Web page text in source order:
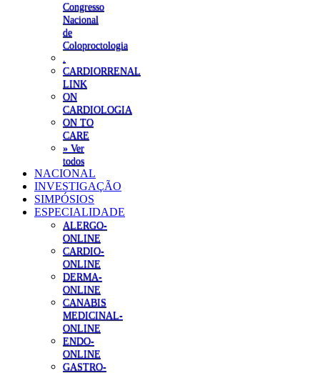
Congresso
Nacional
de
Coloproctologia
CARDIORRENAL
LINK
ON
CARDIOLOGIA
ON TO
CARE
» Ver
todos
NACIONAL
INVESTIGAÇÃO
SIMPÓSIOS
ESPECIALIDADE
ALERGO-
ONLINE
CARDIO-
ONLINE
DERMA-
ONLINE
CANABIS
MEDICINAL-
ONLINE
ENDO-
ONLINE
GASTRO-